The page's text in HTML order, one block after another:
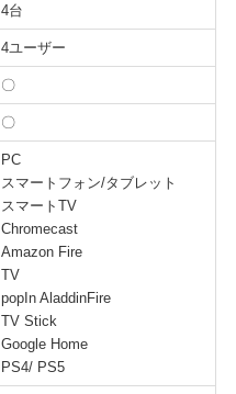
4台
4ユーザー
〇
〇
PC
スマートフォン/タブレット
スマートTV
Chromecast
Amazon Fire
TV
popIn AladdinFire
TV Stick
Google Home
PS4/ PS5